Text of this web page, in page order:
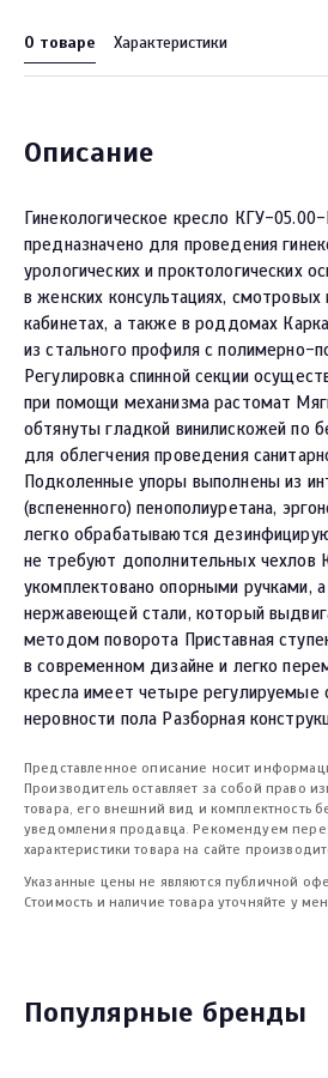
О товаре Характеристики
Описание
Гинекологическое кресло КГУ-05.00-
предназначено для проведения
урологических и проктологических
в женских консультациях, смотровых
кабинетах, а также в роддомах
из стального профиля с
Регулировка спинной секции
при помощи механизма растомат
обтянуты гладкой винилискожей по
для облегчения проведения
Подколенные упоры выполнены из
(вспененного) пенополиуретана,
легко обрабатываются
не требуют дополнительных чехлов
укомплектовано опорными ручками,
нержавеющей стали, который
методом поворота Приставная
в современном дизайне и легко
кресла имеет четыре
неровности пола Разборная
Представленное описание носит
Производитель оставляет за собой право
товара, его внешний вид и комплектность
уведомления продавца. Рекомендуем
характеристики товара на сайте
Указанные цены не являются публичной
Стоимость и наличие товара уточняйте у
Популярные бренды